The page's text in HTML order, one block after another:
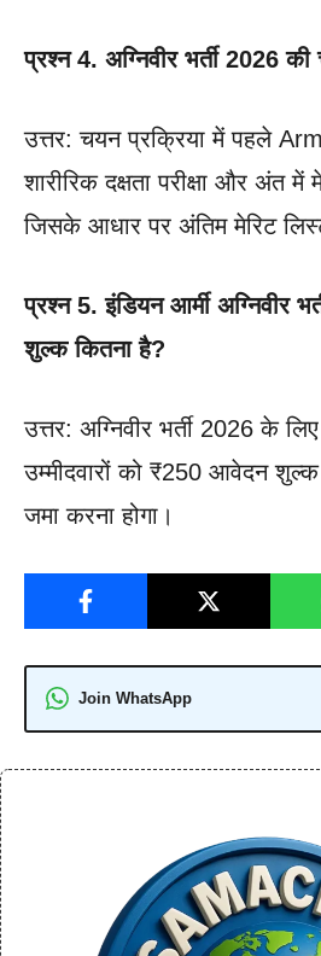
प्रश्न 4. अग्निवीर भर्ती 2026
उत्तर: चयन प्रक्रिया में पहले
शारीरिक दक्षता परीक्षा और अंत में
जिसके आधार पर अंतिम मेरिट
प्रश्न 5. इंडियन आर्मी अग्निवीर
शुल्क कितना है?
उत्तर: अग्निवीर भर्ती 2026 के
उम्मीदवारों को ₹250 आवेदन
जमा करना होगा।
Join WhatsApp